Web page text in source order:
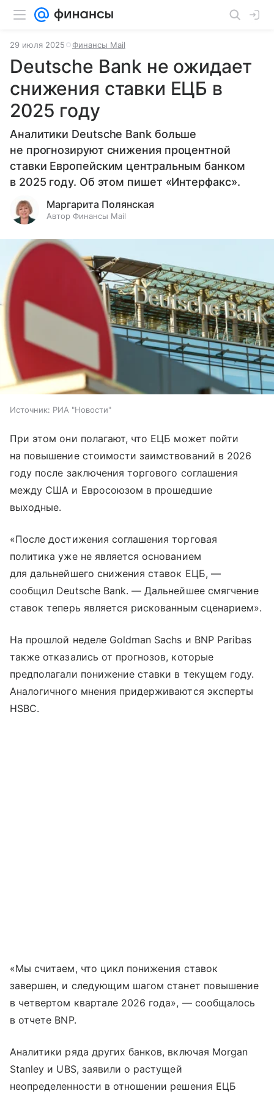
29 июля 2025 Финансы Mail
Deutsche Bank не ожидает
снижения ставки ЕЦБ в
2025 году
Аналитики Deutsche Bank больше
не прогнозируют снижения процентной
ставки Европейским центральным банком
в 2025 году. Об этом пишет «Интерфакс».
Маргарита Полянская
Автор Финансы Mail
Источник: РИА "Новости"
При этом они полагают, что ЕЦБ может пойти
на повышение стоимости заимствований в 2026
году после заключения торгового соглашения
между США и Евросоюзом в прошедшие
выходные.
«После достижения соглашения торговая
политика уже не является основанием
для дальнейшего снижения ставок ЕЦБ, —
сообщил Deutsche Bank. — Дальнейшее смягчение
ставок теперь является рискованным сценарием».
На прошлой неделе Goldman Sachs и BNP Paribas
также отказались от прогнозов, которые
предполагали понижение ставки в текущем году.
Аналогичного мнения придерживаются эксперты
HSBC.
«Мы считаем, что цикл понижения ставок
завершен, и следующим шагом станет повышение
в четвертом квартале 2026 года», — сообщалось
в отчете BNP.
Аналитики ряда других банков, включая Morgan
Stanley и UBS, заявили о растущей
неопределенности в отношении решения ЕЦБ